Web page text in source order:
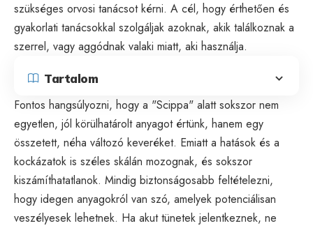
szükséges orvosi tanácsot kérni. A cél, hogy érthetően és
gyakorlati tanácsokkal szolgáljak azoknak, akik találkoznak a
szerrel, vagy aggódnak valaki miatt, aki használja.
Tartalom
Fontos hangsúlyozni, hogy a "Scippa" alatt sokszor nem
egyetlen, jól körülhatárolt anyagot értünk, hanem egy
összetett, néha változó keveréket. Emiatt a hatások és a
kockázatok is széles skálán mozognak, és sokszor
kiszámíthatatlanok. Mindig biztonságosabb feltételezni,
hogy idegen anyagokról van szó, amelyek potenciálisan
veszélyesek lehetnek. Ha akut tünetek jelentkeznek, ne